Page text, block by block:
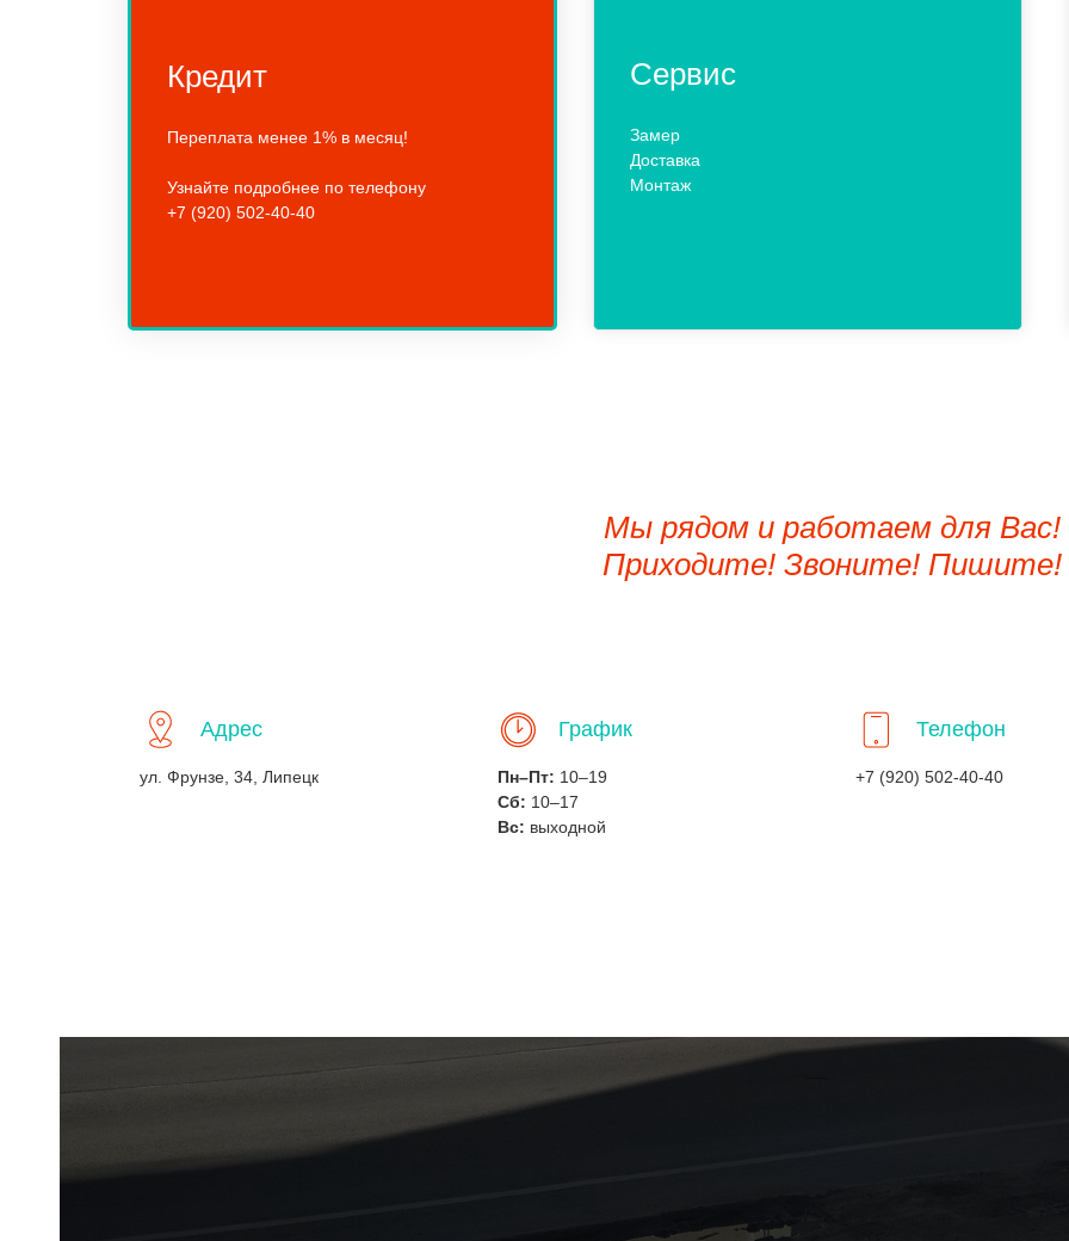
Кредит
Переплата менее 1% в месяц!
Узнайте подробнее по телефону
+7 (920) 502-40-40
Сервис
Замер
Доставка
Монтаж
Мы рядом и работаем для Вас!
Приходите! Звоните! Пишите!
Адрес
ул. Фрунзе, 34, Липецк
График
Пн–Пт: 10–19
Сб: 10–17
Вс: выходной
Телефон
+7 (920) 502-40-40